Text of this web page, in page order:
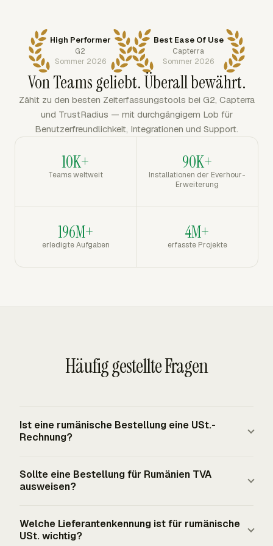
High Performer
G2
Sommer 2026
Best Ease Of Use
Capterra
Sommer 2026
Von Teams geliebt. Überall bewährt.
Zählt zu den besten Zeiterfassungstools bei G2, Capterra
und TrustRadius — mit durchgängigem Lob für
Benutzerfreundlichkeit, Integrationen und Support.
10K+
Teams weltweit
90K+
Installationen der Everhour-
Erweiterung
196M+
erledigte Aufgaben
4M+
erfasste Projekte
Häufig gestellte Fragen
Ist eine rumänische Bestellung eine USt.-
Rechnung?
Einkaufsgenehmigung, keine USt.-Rechnung. Die spätere
einschließlich Rechnungsdatum, eindeutiger
fortlaufender Rechnungsnummer, Lieferanten- und
Sollte eine Bestellung für Rumänien TVA
ausweisen?
wenn die Preisvereinbarung von der steuerlichen
Welche Lieferantenkennung ist für rumänische
USt. wichtig?